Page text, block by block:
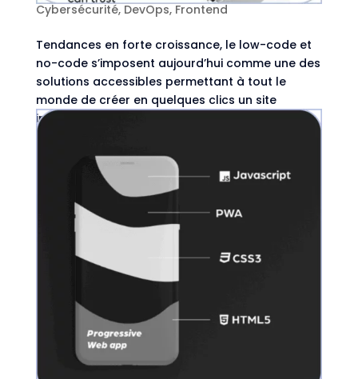
Cybersécurité, DevOps, Frontend
Tendances en forte croissance, le low-code et
no-code s’imposent aujourd’hui comme une des
solutions accessibles permettant à tout le
monde de créer en quelques clics un site
internet ou une application mobile.Peu-importe
Faut-il choisir une application mobile
Native ou une PWA ?